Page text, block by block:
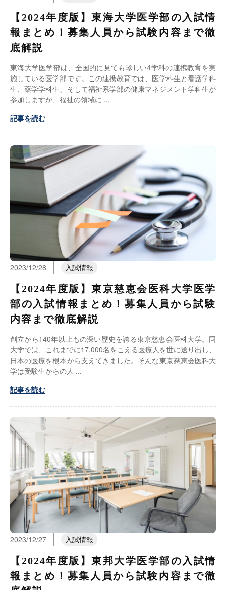
【2024年度版】東海大学医学部の入試情
報まとめ！募集人員から試験内容まで徹
底解説
東海大学医学部は、全国的に見ても珍しい4学科の連携教育を実
施している医学部です。この連携教育では、医学科生と看護学科
生、薬学学科生、そして福祉系学部の健康マネジメント学科生が
参加しますが、福祉の領域に
記事を読む
2023/12/28 入試情報
【2024年度版】東京慈恵会医科大学医学
部の入試情報まとめ！募集人員から試験
内容まで徹底解説
創立から140年以上もの深い歴史を誇る東京慈恵会医科大学。同
大学では、これまでに17,000名をこえる医療人を世に送り出し、
日本の医療を根本から支えてきました。そんな東京慈恵会医科大
学は受験生からの人
記事を読む
2023/12/27 入試情報
【2024年度版】東邦大学医学部の入試情
報まとめ！募集人員から試験内容まで徹